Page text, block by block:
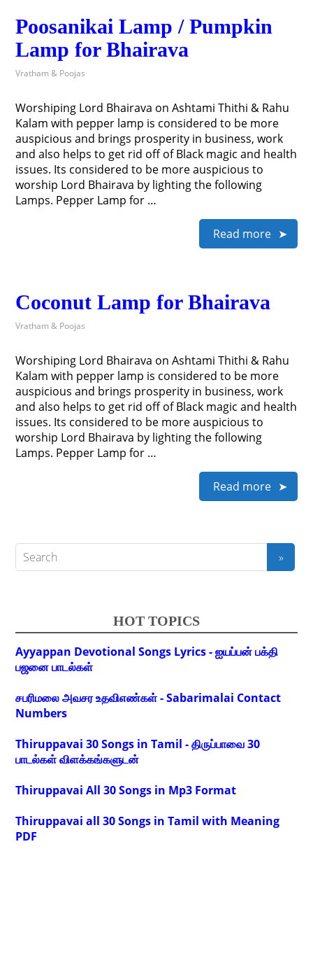
Poosanikai Lamp / Pumpkin
Lamp for Bhairava
Vratham & Poojas
Worshiping Lord Bhairava on Ashtami Thithi & Rahu
Kalam with pepper lamp is considered to be more
auspicious and brings prosperity in business, work
and also helps to get rid off of Black magic and health
issues. Its considered to be more auspicious to
worship Lord Bhairava by lighting the following
Lamps. Pepper Lamp for …
Read more
Coconut Lamp for Bhairava
Vratham & Poojas
Worshiping Lord Bhairava on Ashtami Thithi & Rahu
Kalam with pepper lamp is considered to be more
auspicious and brings prosperity in business, work
and also helps to get rid off of Black magic and health
issues. Its considered to be more auspicious to
worship Lord Bhairava by lighting the following
Lamps. Pepper Lamp for …
Read more
HOT TOPICS
Ayyappan Devotional Songs Lyrics - ஐயப்பன் பக்தி
பஜனை பாடல்கள்
சபரிமலை அவசர உதவிஎண்கள் - Sabarimalai Contact
Numbers
Thiruppavai 30 Songs in Tamil - திருப்பாவை 30
பாடல்கள் விளக்கங்களுடன்
Thiruppavai All 30 Songs in Mp3 Format
Thiruppavai all 30 Songs in Tamil with Meaning
PDF